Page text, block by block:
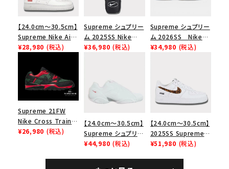
【24.0cm～30.5cm】
Supreme Nike Air
Force 1 Low シュプ
ース１スニーカー シ
ューズ ホワイト
¥28,980 (税込)
Supreme シュプリー
ム 2025SS Nike
Leather Shoulder
¥36,980 (税込)
Supreme シュプリー
ム 2026SS Nike
SB Air Max 2 CB 94
ロー SP ホワイト
¥34,980 (税込)
Supreme 21FW
Nike Cross Trainer
Low ナイキクロスト
¥26,980 (税込)
【24.0cm～30.5cm】
Supreme シュプリー
ム 2023AW Nike
¥44,980 (税込)
【24.0cm～30.5cm】
2025SS Supreme
GOODENOUGH
¥51,980 (税込)